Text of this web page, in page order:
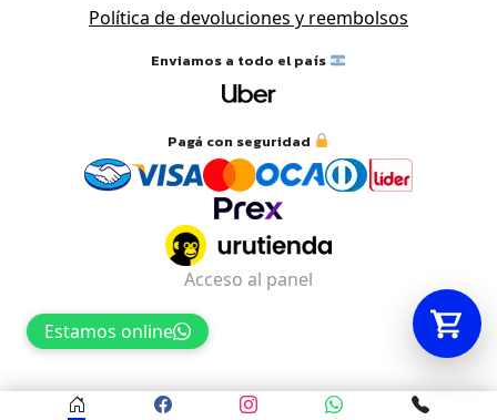
Política de devoluciones y reembolsos
Enviamos a todo el país
Pagá con seguridad
Estamos online
Acceso al panel
Agregá un producto y aparecerá acá